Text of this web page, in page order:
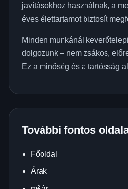
javításokhoz használnak, a
éves élettartamot biztosít
Minden munkánál
dolgozunk – nem zsákos,
Ez a minőség és a tartósság
További fontos
Főoldal
Árak